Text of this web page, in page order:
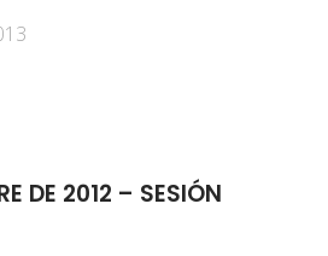
DE 2012 – SESIÓN